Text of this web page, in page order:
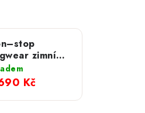
zimní
Glacier
olivová
Kč